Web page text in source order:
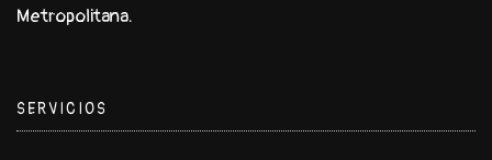
Metropolitana.
SERVICIOS